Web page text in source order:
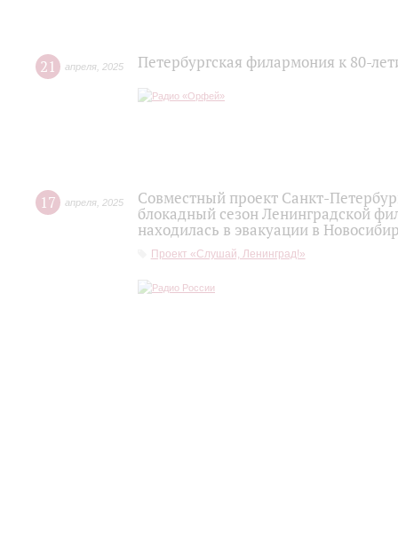
21 апреля 2025 Петербургская филармония к 80-
17 апреля 2025
Совместный проект Санкт-
блокадный сезон Ленинградской
находилась в эвакуации в
Проект «Слушай, Ленинград!»